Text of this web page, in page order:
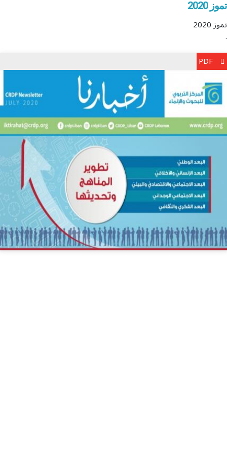
تموز 2020
تموز 2020
.
PDF